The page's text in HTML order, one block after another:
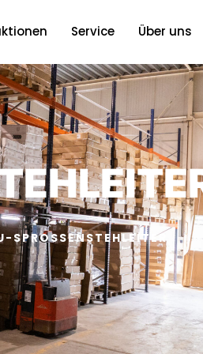
Service Über uns
SPROSSENSTEHLEITER